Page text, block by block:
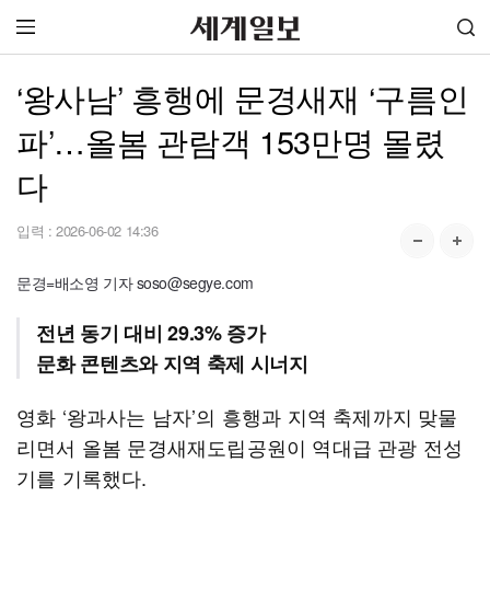
‘왕사남’ 흥행에 문경새재 ‘구름인
파’…올봄 관람객 153만명 몰렸
다
입력 : 2026-06-02 14:36
문경=배소영 기자 soso@segye.com
전년 동기 대비 29.3% 증가
문화 콘텐츠와 지역 축제 시너지
영화 ‘왕과사는 남자’의 흥행과 지역 축제까지 맞물
리면서 올봄 문경새재도립공원이 역대급 관광 전성
기를 기록했다.